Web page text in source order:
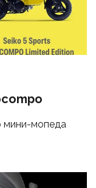
мини-мопеда